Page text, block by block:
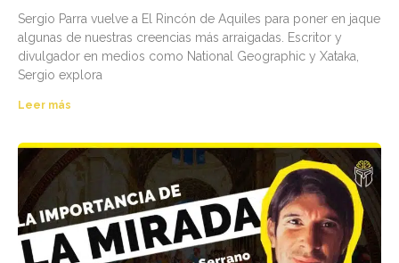
Sergio Parra vuelve a El Rincón de Aquiles para poner en jaque
algunas de nuestras creencias más arraigadas. Escritor y
divulgador en medios como National Geographic y Xataka,
Sergio explora
Leer más